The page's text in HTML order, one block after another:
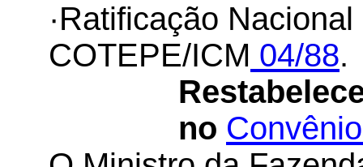
·Ratificação
COTEPE/ICM 04/88.
no